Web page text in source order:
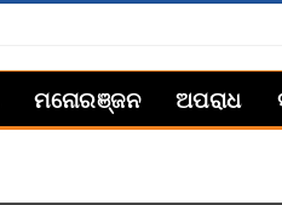
ମନୋରଞ୍ଜନ ଅପରାଧ